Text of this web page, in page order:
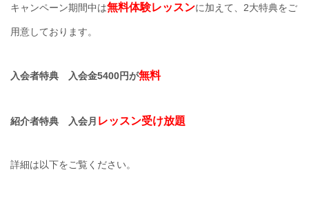
キャンペーン期間中は無料体験レッスンに加えて、2大特典をご
用意しております。
入会者特典 入会金5400円が無料
紹介者特典 入会月 レッスン受け放題
詳細は以下をご覧ください。